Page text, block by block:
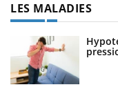
LES MALADIES